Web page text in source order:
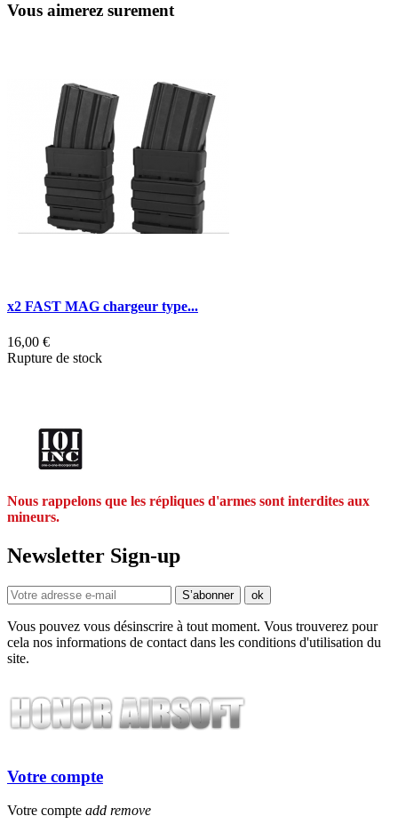
Vous aimerez surement
x2 FAST MAG chargeur type...
16,00 €
Rupture de stock
Nous rappelons que les répliques d'armes sont interdites aux
mineurs.
Newsletter Sign-up
Vous pouvez vous désinscrire à tout moment. Vous trouverez pour
cela nos informations de contact dans les conditions d'utilisation du
site.
Votre compte
Votre compte add remove